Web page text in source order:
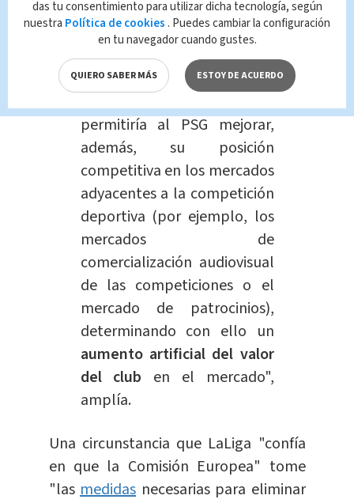
A post shared by Paris Saint-Germain (@psg)
"Por otra parte, este mejor
permitiría al PSG mejorar,
además, su posición
competitiva en los mercados
adyacentes a la competición
deportiva (por ejemplo, los
mercados de
comercialización audiovisual
de las competiciones o el
mercado de patrocinios),
determinando con ello un
aumento artificial del valor
del club en el mercado",
amplía.
Una circunstancia que LaLiga "confía
en que la Comisión Europea" tome
"las medidas necesarias para eliminar
das tu consentimiento para utilizar dicha tecnología, según
nuestra Política de cookies . Puedes cambiar la configuración
en tu navegador cuando gustes.
QUIERO SABER MÁS ESTOY DE ACUERDO